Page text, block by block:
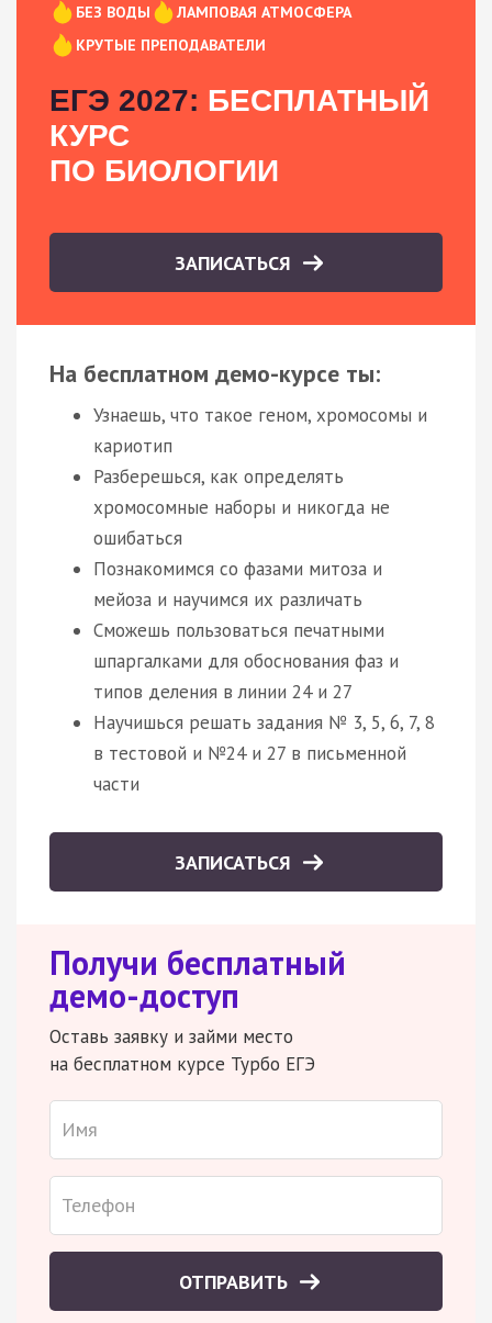
БЕЗ ВОДЫ
ЛАМПОВАЯ АТМОСФЕРА
КРУТЫЕ ПРЕПОДАВАТЕЛИ
ЕГЭ 2027: БЕСПЛАТНЫЙ
КУРС
ПО БИОЛОГИИ
ЗАПИСАТЬСЯ
На бесплатном демо-курсе ты:
Узнаешь, что такое геном, хромосомы и
кариотип
Разберешься, как определять
хромосомные наборы и никогда не
ошибаться
Познакомимся со фазами митоза и
мейоза и научимся их различать
Сможешь пользоваться печатными
шпаргалками для обоснования фаз и
типов деления в линии 24 и 27
Научишься решать задания № 3, 5, 6, 7, 8
в тестовой и №24 и 27 в письменной
части
ЗАПИСАТЬСЯ
Получи бесплатный
демо-доступ
Оставь заявку и займи место
на бесплатном курсе Турбо ЕГЭ
ОТПРАВИТЬ